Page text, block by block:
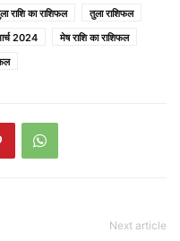
राशि का राशिफल
तुला राशिफल
2024
मेष राशि का राशिफल
Next article